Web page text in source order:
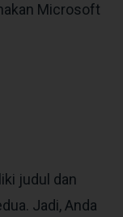
Microsoft
judul dan
Jadi, Anda